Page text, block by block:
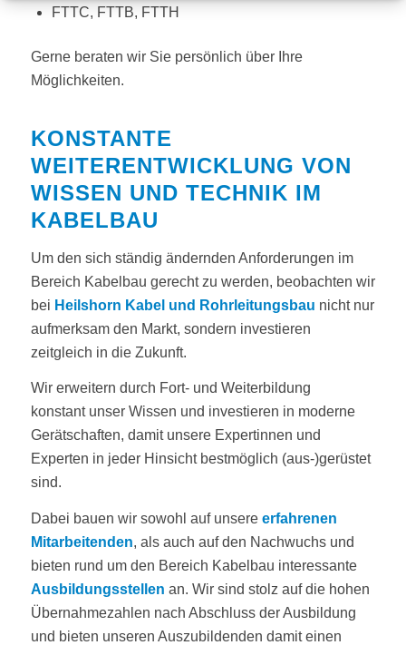
FTTC, FTTB, FTTH
Gerne beraten wir Sie persönlich über Ihre
Möglichkeiten.
KONSTANTE
WEITERENTWICKLUNG VON
WISSEN UND TECHNIK IM
KABELBAU
Um den sich ständig ändernden Anforderungen im
Bereich Kabelbau gerecht zu werden, beobachten wir
bei Heilshorn Kabel und Rohrleitungsbau nicht nur
aufmerksam den Markt, sondern investieren
zeitgleich in die Zukunft.
Wir erweitern durch Fort- und Weiterbildung
konstant unser Wissen und investieren in moderne
Gerätschaften, damit unsere Expertinnen und
Experten in jeder Hinsicht bestmöglich (aus-)gerüstet
sind.
Dabei bauen wir sowohl auf unsere erfahrenen
Mitarbeitenden, als auch auf den Nachwuchs und
bieten rund um den Bereich Kabelbau interessante
Ausbildungsstellen an. Wir sind stolz auf die hohen
Übernahmezahlen nach Abschluss der Ausbildung
und bieten unseren Auszubildenden damit einen